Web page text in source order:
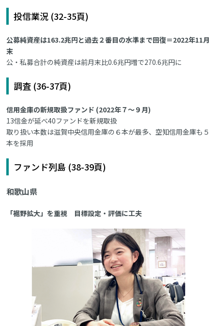
投信業況 (32-35頁)
公募純資産は163.2兆円と過去２番目の水準まで回復＝2022年11月
末
公・私募合計の純資産は前月末比0.6兆円増で270.6兆円に
調査 (36-37頁)
信用金庫の新規取扱ファンド (2022年７～９月)
13信金が延べ40ファンドを新規取扱
取り扱い本数は滋賀中央信用金庫の６本が最多、空知信用金庫も５
本を採用
ファンド列島 (38-39頁)
和歌山県
「裾野拡大」を重視 目標設定・評価に工夫